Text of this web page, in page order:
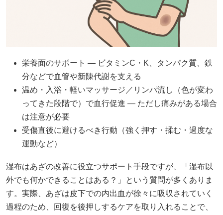
栄養面のサポート — ビタミンC・K、タンパク質、鉄
分などで血管や新陳代謝を支える
温め・入浴・軽いマッサージ／リンパ流し（色が変わ
ってきた段階で）で血行促進 ― ただし痛みがある場合
は注意が必要
受傷直後に避けるべき行動（強く押す・揉む・過度な
運動など）
湿布はあざの改善に役立つサポート手段ですが、「湿布以
外でも何かできることはある？」という質問が多くありま
す。実際、あざは皮下での内出血が徐々に吸収されていく
過程のため、回復を後押しするケアを取り入れることで、